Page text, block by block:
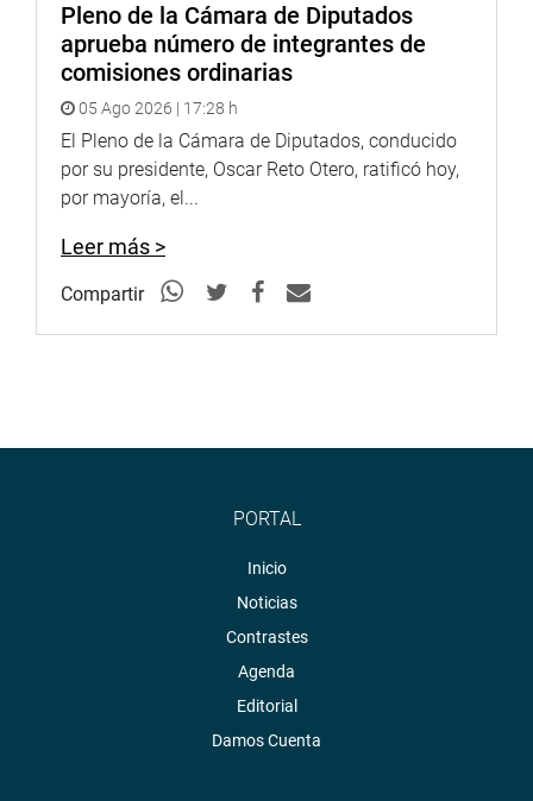
Pleno de la Cámara de Diputados
aprueba número de integrantes de
comisiones ordinarias
05 Ago 2026 | 17:28 h
El Pleno de la Cámara de Diputados, conducido
por su presidente, Oscar Reto Otero, ratificó hoy,
por mayoría, el...
Leer más >
Compartir
PORTAL
Inicio
Noticias
Contrastes
Agenda
Editorial
Damos Cuenta